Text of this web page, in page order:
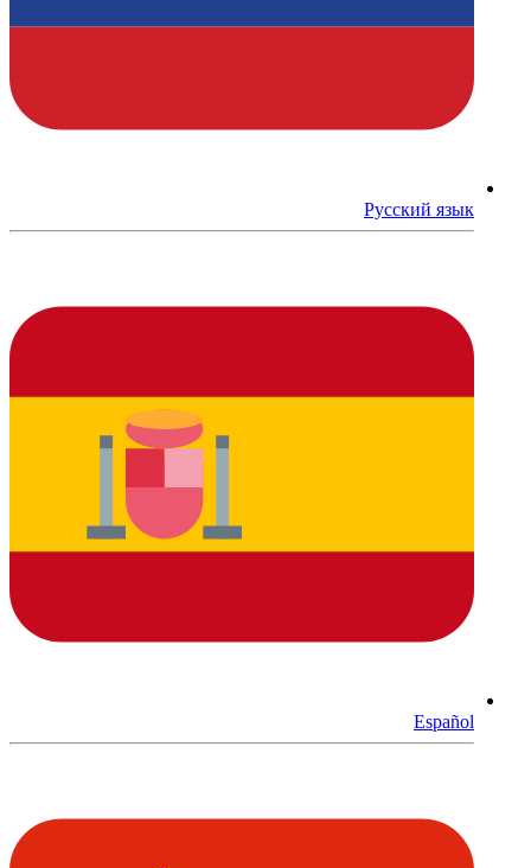
Русский язык
Español